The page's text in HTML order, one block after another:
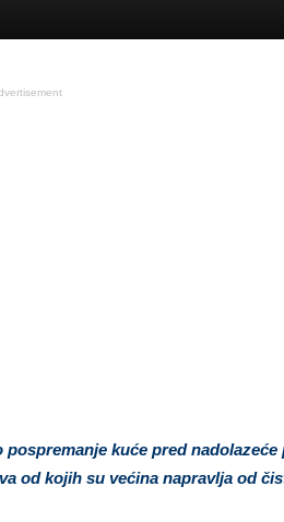
kuće pred nadolazeće
od kojih su većina napravlja od